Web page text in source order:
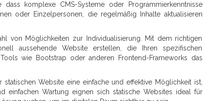
komplexe CMS-Systeme oder Programmierkenntnisse
oder Einzelpersonen, die regelmäßig Inhalte aktualisieren
von Möglichkeiten zur Individualisierung. Mit dem richtigen
aussehende Website erstellen, die Ihren spezifischen
wie Bootstrap oder anderen Frontend-Frameworks das
Website eine einfache und effektive Möglichkeit ist,
einfachen Wartung eignen sich statische Websites ideal für